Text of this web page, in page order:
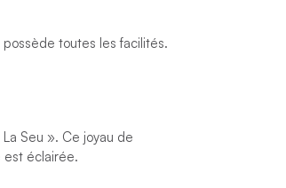
toutes les facilités.
Seu ». Ce joyau de
est éclairée.